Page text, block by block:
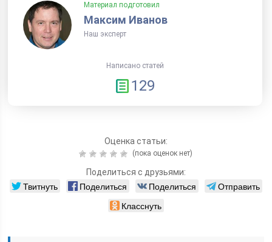
Материал подготовил
Максим Иванов
Наш эксперт
Написано статей
129
Оценка статьи:
(пока оценок нет)
Поделиться с друзьями:
Твитнуть Поделиться Поделиться
Отправить
Класснуть